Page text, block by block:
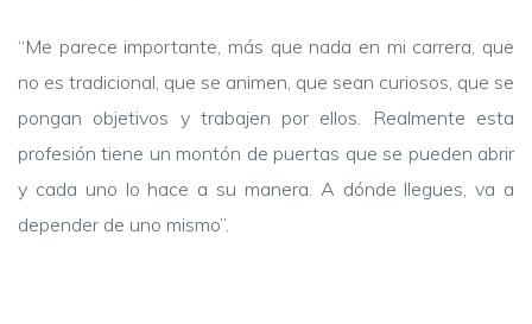
“Me parece importante, más que nada en mi carrera, que
no es tradicional, que se animen, que sean curiosos, que se
pongan objetivos y trabajen por ellos. Realmente esta
profesión tiene un montón de puertas que se pueden abrir
y cada uno lo hace a su manera. A dónde llegues, va a
depender de uno mismo”.